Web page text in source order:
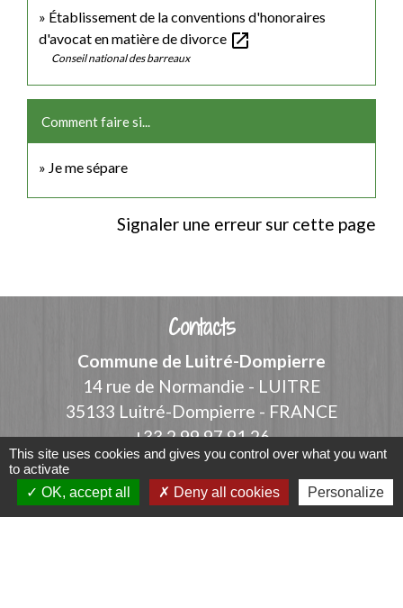
Établissement de la conventions d'honoraires
d'avocat en matière de divorce open_in_new
Conseil national des barreaux
Comment faire si...
Je me sépare
Signaler une erreur sur cette page
Contacts
Commune de Luitré-Dompierre
14 rue de Normandie - LUITRE
35133 Luitré-Dompierre - FRANCE
+33 2 99 97 91 26
Contact par formulaire
This site uses cookies and gives you control over what you want
to activate
OK, accept all
Deny all cookies Personalize